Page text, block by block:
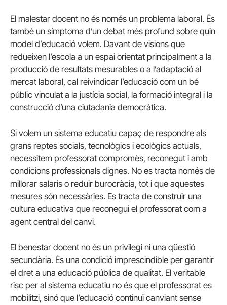
El malestar docent no és només un problema laboral. És
també un símptoma d’un debat més profund sobre quin
model d’educació volem. Davant de visions que
redueixen l’escola a un espai orientat principalment a la
producció de resultats mesurables o a l’adaptació al
mercat laboral, cal reivindicar l’educació com un bé
públic vinculat a la justícia social, la formació integral i la
construcció d’una ciutadania democràtica.
Si volem un sistema educatiu capaç de respondre als
grans reptes socials, tecnològics i ecològics actuals,
necessitem professorat compromès, reconegut i amb
condicions professionals dignes. No es tracta només de
millorar salaris o reduir burocràcia, tot i que aquestes
mesures són necessàries. Es tracta de construir una
cultura educativa que reconegui el professorat com a
agent central del canvi.
El benestar docent no és un privilegi ni una qüestió
secundària. És una condició imprescindible per garantir
el dret a una educació pública de qualitat. El veritable
risc per al sistema educatiu no és que el professorat es
mobilitzi, sinó que l’educació continuï canviant sense